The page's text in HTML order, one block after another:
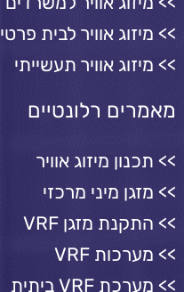
מיזוג אוויר לבית פרטי
מיזוג אוויר תעשייתי
מאמרים רלונטיים
תכנון מיזוג אוויר
מזגן מיני מרכזי
התקנת מזגן VRF
מערכות VRF
מערכת VRF ביתית